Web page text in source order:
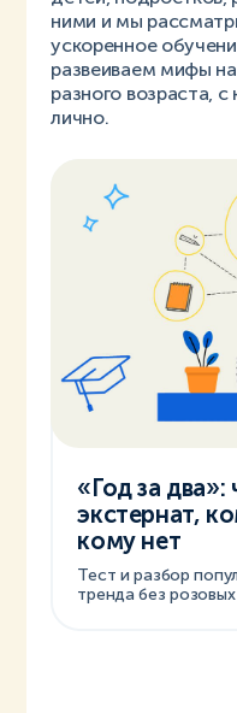
ними и мы
ускоренное
развеиваем мифы
разного возраста,
лично.
«Год за два»:
экстернат,
кому нет
Тест и разбор
тренда без